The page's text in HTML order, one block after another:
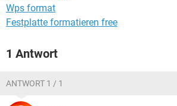
Wps format
Festplatte formatieren free
1 Antwort
ANTWORT 1 / 1